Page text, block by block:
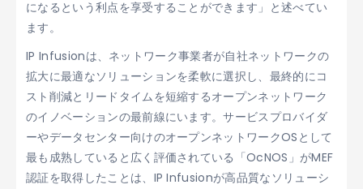
になるという利点を享受することができます」と述べてい
ます。
IP Infusionは、ネットワーク事業者が自社ネットワークの
拡大に最適なソリューションを柔軟に選択し、最終的にコ
スト削減とリードタイムを短縮するオープンネットワーク
のイノベーションの最前線にいます。サービスプロバイダ
ーやデータセンター向けのオープンネットワークOSとして
最も成熟していると広く評価されている「OcNOS」がMEF
認証を取得したことは、IP Infusionが高品質なソリューシ